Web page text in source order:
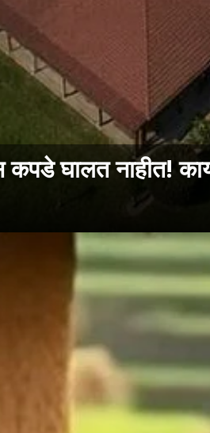
कपडे घालत नाहीत!